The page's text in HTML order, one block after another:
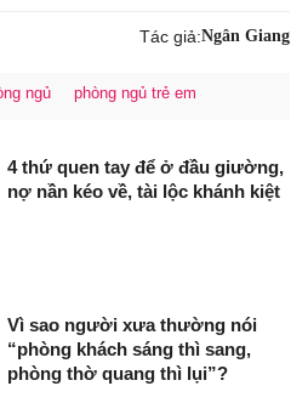
Tác giả:Ngân Giang
ngủ phòng ngủ trẻ em
4 thứ quen tay để ở đầu giường,
nợ nần kéo về, tài lộc khánh kiệt
Vì sao người xưa thường nói
“phòng khách sáng thì sang,
phòng thờ quang thì lụi”?